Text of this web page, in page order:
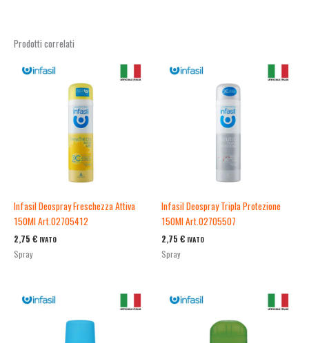
Prodotti correlati
Infasil Deospray Freschezza Attiva
150Ml Art.02705412
2,75 € IVATO
Spray
Infasil Deospray Tripla Protezione
150Ml Art.02705507
2,75 € IVATO
Spray